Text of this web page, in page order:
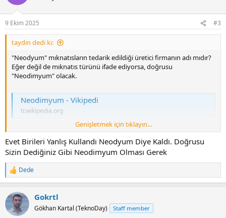
i
s
:
9 Ekim 2025 #3
taydin dedi ki:
"Neodyum" mıknatısların tedarik edildiği üretici firmanın adı mıdır?
Eğer değil de mıknatıs türünü ifade ediyorsa, doğrusu
"Neodimyum" olacak.
Neodimyum - Vikipedi
tr.wikipedia.org
bütün mıknatıs satan online satıcılar "Neodyum" kullanıyor.
Demekki Türkiye'deki ilk online satıcı hatalı kelime kullandı, diğerleri
de doğrusu budur diye aynı hatalı kelimeyi kullanmaya devam etti.
Aynı bellek miktarlarını ifade etmede de kullanılan "Giga" ekinin
Türkler tarafında "Ciga" haline getirilmesi gibi. Bundan sonra da
düzelmez herhalde.
Genişletmek için tıklayın...
Evet Birileri Yanlış Kullandı Neodyum Diye Kaldı. Doğrusu
Sizin Dediğiniz Gibi Neodimyum Olması Gerek
R
e
c
t
i
Dede
Gokrtl
Gökhan Kartal (TeknoDay) Staff member